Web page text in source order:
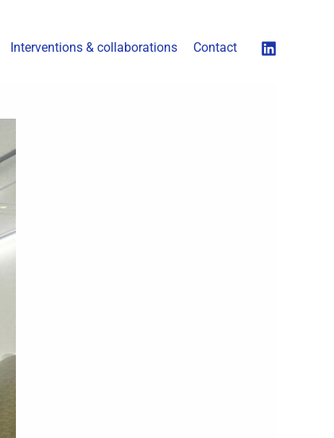
Interventions & collaborations Contact